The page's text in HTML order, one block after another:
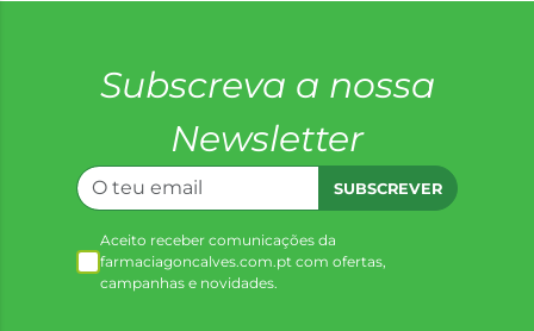
Subscreva a nossa
Newsletter
SUBSCREVER
Aceito receber comunicações da
farmaciagoncalves.com.pt com ofertas,
campanhas e novidades.